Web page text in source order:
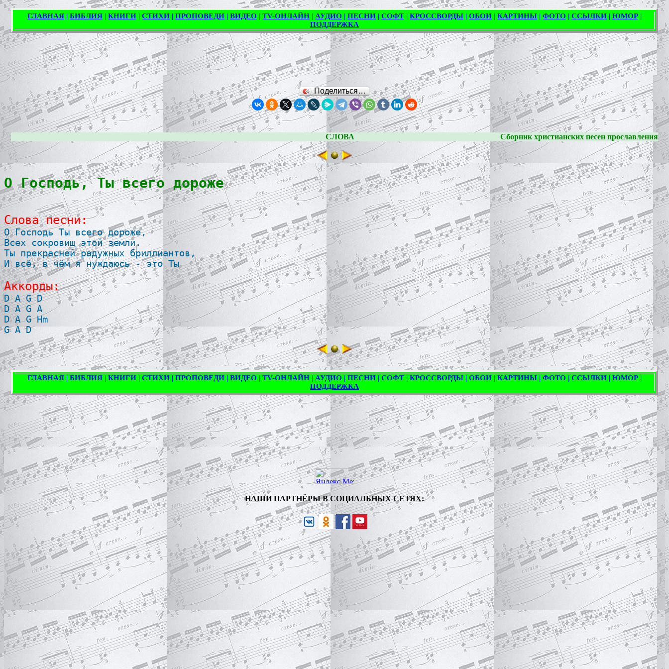
Поделиться…
СЛОВА Сборник христианских песен прославления
О Господь, Ты всего дороже
Слова песни:
О Господь Ты всего дороже,
Всех сокровищ этой земли.
Ты прекрасней радужных бриллиантов,
И всё, в чём я нуждаюсь - это Ты
Аккорды:
D A G D
D A G A
D A G Hm